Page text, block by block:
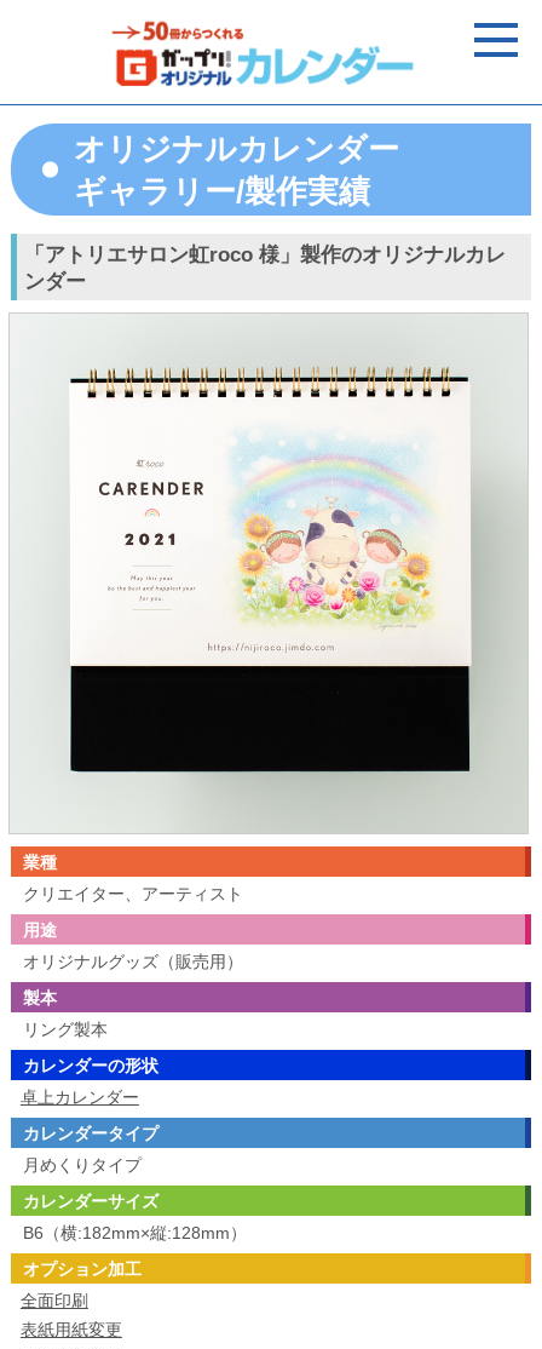
オリジナルカレンダー
ギャラリー/製作実績
「アトリエサロン虹roco 様」製作のオリジナルカレ
ンダー
業種
クリエイター、アーティスト
用途
オリジナルグッズ（販売用）
製本
リング製本
カレンダーの形状
卓上カレンダー
カレンダータイプ
月めくりタイプ
カレンダーサイズ
B6（横:182mm×縦:128mm）
オプション加工
全面印刷
表紙用紙変更